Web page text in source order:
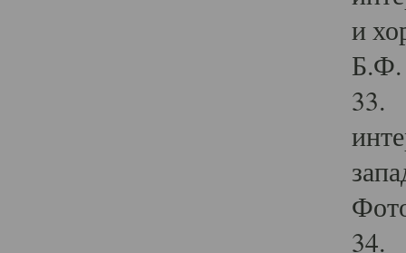
и
Б.Ф.
33.
34.